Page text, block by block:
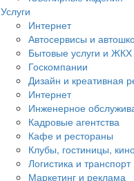
Услуги
Интернет
Автосервисы и
Бытовые услуги и ЖКХ
Госкомпании
Дизайн и креативная
Интернет
Инженерное
Кадровые агентства
Кафе и рестораны
Клубы, гостиницы,
Логистика и транспорт
Маркетинг и реклама